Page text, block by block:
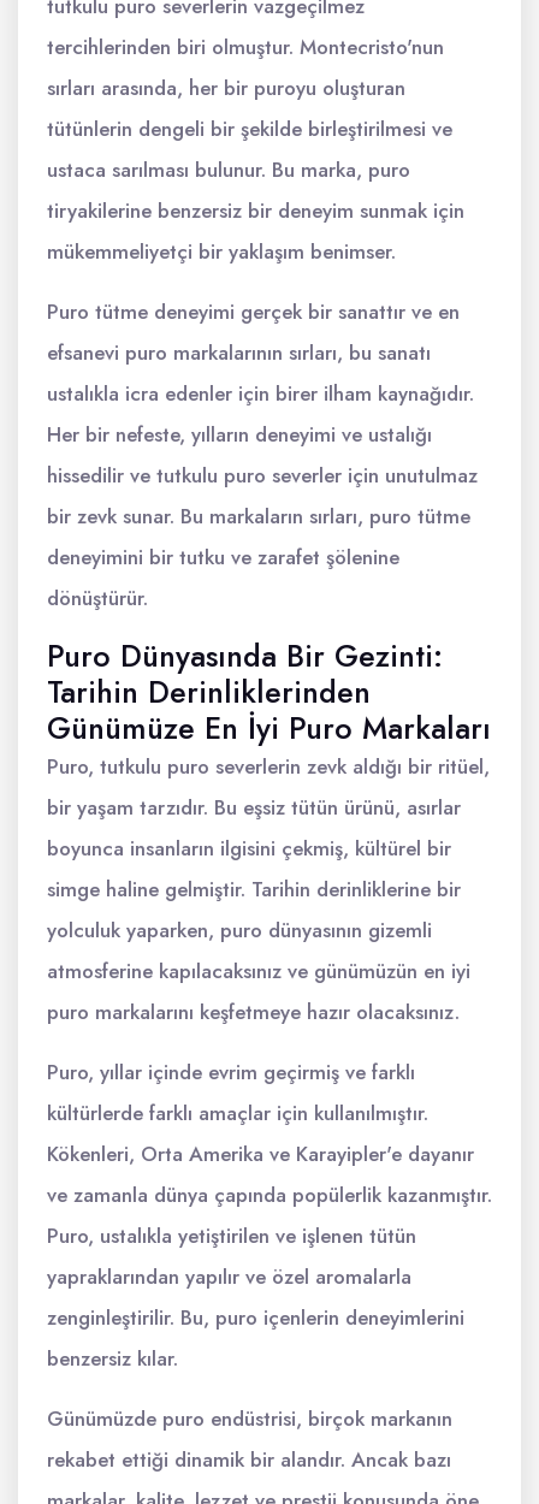
tutkulu puro severlerin vazgeçilmez
tercihlerinden biri olmuştur. Montecristo'nun
sırları arasında, her bir puroyu oluşturan
tütünlerin dengeli bir şekilde birleştirilmesi ve
ustaca sarılması bulunur. Bu marka, puro
tiryakilerine benzersiz bir deneyim sunmak için
mükemmeliyetçi bir yaklaşım benimser.
Puro tütme deneyimi gerçek bir sanattır ve en
efsanevi puro markalarının sırları, bu sanatı
ustalıkla icra edenler için birer ilham kaynağıdır.
Her bir nefeste, yılların deneyimi ve ustalığı
hissedilir ve tutkulu puro severler için unutulmaz
bir zevk sunar. Bu markaların sırları, puro tütme
deneyimini bir tutku ve zarafet şölenine
dönüştürür.
Puro Dünyasında Bir Gezinti:
Tarihin Derinliklerinden
Günümüze En İyi Puro Markaları
Puro, tutkulu puro severlerin zevk aldığı bir ritüel,
bir yaşam tarzıdır. Bu eşsiz tütün ürünü, asırlar
boyunca insanların ilgisini çekmiş, kültürel bir
simge haline gelmiştir. Tarihin derinliklerine bir
yolculuk yaparken, puro dünyasının gizemli
atmosferine kapılacaksınız ve günümüzün en iyi
puro markalarını keşfetmeye hazır olacaksınız.
Puro, yıllar içinde evrim geçirmiş ve farklı
kültürlerde farklı amaçlar için kullanılmıştır.
Kökenleri, Orta Amerika ve Karayipler'e dayanır
ve zamanla dünya çapında popülerlik kazanmıştır.
Puro, ustalıkla yetiştirilen ve işlenen tütün
yapraklarından yapılır ve özel aromalarla
zenginleştirilir. Bu, puro içenlerin deneyimlerini
benzersiz kılar.
Günümüzde puro endüstrisi, birçok markanın
rekabet ettiği dinamik bir alandır. Ancak bazı